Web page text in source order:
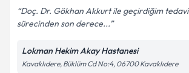
Doç. Dr. Gökhan Akkurt ile geçirdiğim tedavi
sürecinden son derece...
Lokman Hekim Akay Hastanesi
Kavaklıdere, Büklüm Cd No:4, 06700 Kavaklıdere